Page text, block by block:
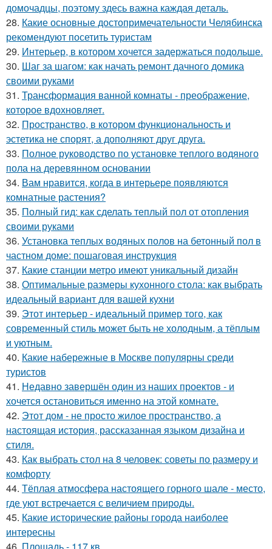
домочадцы, поэтому здесь важна каждая деталь.
28. Какие основные достопримечательности Челябинска
рекомендуют посетить туристам
29. Интерьер, в котором хочется задержаться подольше.
30. Шаг за шагом: как начать ремонт дачного домика
своими руками
31. Трансформация ванной комнаты - преображение,
которое вдохновляет.
32. Пространство, в котором функциональность и
эстетика не спорят, а дополняют друг друга.
33. Полное руководство по установке теплого водяного
пола на деревянном основании
34. Вам нравится, когда в интерьере появляются
комнатные растения?
35. Полный гид: как сделать теплый пол от отопления
своими руками
36. Установка теплых водяных полов на бетонный пол в
частном доме: пошаговая инструкция
37. Какие станции метро имеют уникальный дизайн
38. Оптимальные размеры кухонного стола: как выбрать
идеальный вариант для вашей кухни
39. Этот интерьер - идеальный пример того, как
современный стиль может быть не холодным, а тёплым
и уютным.
40. Какие набережные в Москве популярны среди
туристов
41. Недавно завершён один из наших проектов - и
хочется остановиться именно на этой комнате.
42. Этот дом - не просто жилое пространство, а
настоящая история, рассказанная языком дизайна и
стиля.
43. Как выбрать стол на 8 человек: советы по размеру и
комфорту
44. Тёплая атмосфера настоящего горного шале - место,
где уют встречается с величием природы.
45. Какие исторические районы города наиболее
интересны
46. Площадь - 117 кв.